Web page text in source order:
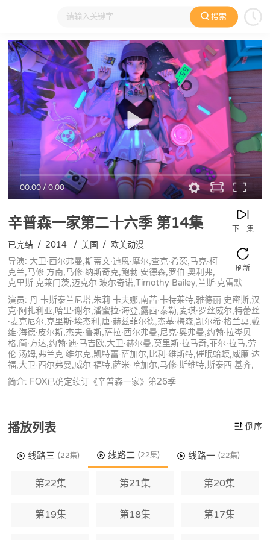
搜索
大家在看 日本动漫 国产动漫 欧美动漫 动漫电影
00:00/0:00
辛普森一家第二十六季第14集 下一集
刷新
已完结 / 2014 / 美国 / 欧美动漫
导演: 大卫·西尔弗曼,斯蒂文·迪恩·摩尔,查克·希茨,马克·柯
克兰,马修·方南,马修·纳斯奇克,鲍勃·安德森,罗伯·奥利弗,
克里斯·克莱门茨,迈克尔·玻尔奇诺,Timothy Bailey,兰斯·克雷默
演员: 丹·卡斯泰兰尼塔,朱莉·卡夫娜,南茜·卡特莱特,雅德丽·史密斯,汉
克·阿扎利亚,哈里·谢尔,潘蜜拉·海登,露西·泰勒,麦琪·罗丝威尔,特蕾丝
·麦克尼尔,克里斯·埃杰利,唐·赫兹菲尔德,杰基·梅森,凯尔希·格兰莫,戴
维·海德·皮尔斯,杰夫·鲁斯,萨拉·西尔弗曼,尼克·奥弗曼,约翰·拉岑贝
格,简·方达,约翰·迪·马吉欧,大卫·赫尔曼,莫里斯·拉马奇,菲尔·拉马,劳
伦·汤姆,弗兰克·维尔克,凯特蕾·萨加尔,比利·维斯特,催眠蛤蟆,威廉·达
福,大卫·西尔弗曼,威尔·福特,萨米·哈加尔,马修·斯维特,斯泰西·基齐,
简介: FOX已确定续订《辛普森一家》第26季
播放列表 倒序
线路三 (22集) 线路二 (22集) 线路一 (22集)
第22集 第21集 第20集
第19集 第18集 第17集